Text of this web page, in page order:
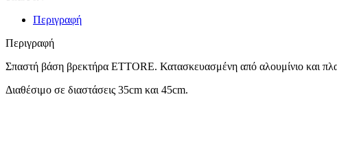
Περιγραφή
Περιγραφή
Σπαστή βάση βρεκτήρα ETTORE. Κατασκευασμένη από αλουμίνιο και
Διαθέσιμο σε διαστάσεις 35cm και 45cm.